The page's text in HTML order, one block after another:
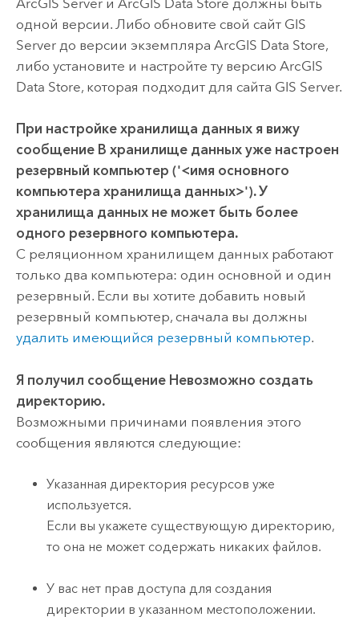
ArcGIS Serverи ArcGIS Data Store должны быть
одной версии. Либо обновите свой сайт GIS
Serverдо версии экземпляра ArcGIS Data Store,
либо установите и настройте ту версию ArcGIS
Data Store, которая подходит для сайта GIS Server.
При настройке хранилища данных я вижу
сообщение В хранилище данных уже настроен
резервный компьютер ('<имя основного
компьютера хранилища данных>'). У
хранилища данных не может быть более
одного резервного компьютера.
С реляционном хранилищем данных работают
только два компьютера: один основной и один
резервный. Если вы хотите добавить новый
резервный компьютер, сначала вы должны
удалить имеющийся резервный компьютер.
Я получил сообщение Невозможно создать
директорию.
Возможными причинами появления этого
сообщения являются следующие:
Указанная директория ресурсов уже
используется.
Если вы укажете существующую директорию,
то она не может содержать никаких файлов.
У вас нет прав доступа для создания
директории в указанном местоположении.